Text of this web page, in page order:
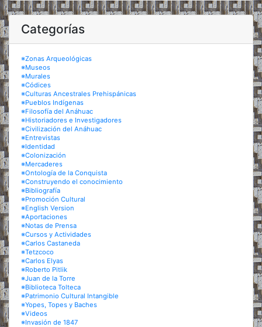
Categorías
※Zonas Arqueológicas
※Museos
※Murales
※Códices
※Culturas Ancestrales Prehispánicas
※Pueblos Indígenas
※Filosofía del Anáhuac
※Historiadores e Investigadores
※Civilización del Anáhuac
※Entrevistas
※Identidad
※Colonización
※Mercaderes
※Ontología de la Conquista
※Construyendo el conocimiento
※Bibliografía
※Promoción Cultural
※English Version
※Aportaciones
※Notas de Prensa
※Cursos y Actividades
※Carlos Castaneda
※Tetzcoco
※Carlos Elyas
※Roberto Pitlik
※Juan de la Torre
※Biblioteca Tolteca
※Patrimonio Cultural Intangible
※Yopes, Topes y Baches
※Videos
※Invasión de 1847